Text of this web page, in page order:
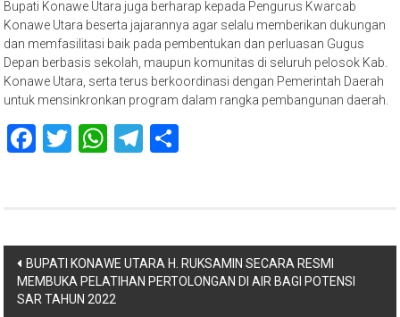
Bupati Konawe Utara juga berharap kepada Pengurus Kwarcab
Konawe Utara beserta jajarannya agar selalu memberikan dukungan
dan memfasilitasi baik pada pembentukan dan perluasan Gugus
Depan berbasis sekolah, maupun komunitas di seluruh pelosok Kab.
Konawe Utara, serta terus berkoordinasi dengan Pemerintah Daerah
untuk mensinkronkan program dalam rangka pembangunan daerah.
Facebook
Twitter
WhatsApp
Telegram
Navigasi
pos
BUPATI KONAWE UTARA H. RUKSAMIN SECARA RESMI
MEMBUKA PELATIHAN PERTOLONGAN DI AIR BAGI POTENSI
SAR TAHUN 2022